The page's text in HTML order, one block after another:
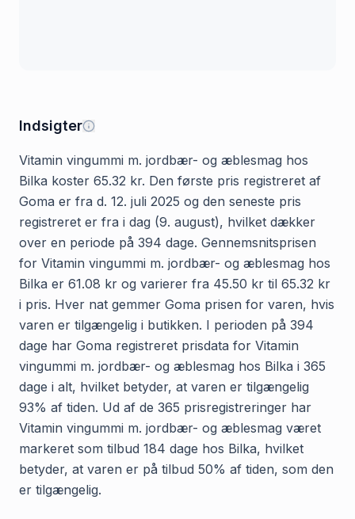
Indsigter
Vitamin vingummi m. jordbær- og æblesmag hos
Bilka koster 65.32 kr. Den første pris registreret af
Goma er fra d. 12. juli 2025 og den seneste pris
registreret er fra i dag (9. august), hvilket dækker
over en periode på 394 dage. Gennemsnitsprisen
for Vitamin vingummi m. jordbær- og æblesmag hos
Bilka er 61.08 kr og varierer fra 45.50 kr til 65.32 kr
i pris. Hver nat gemmer Goma prisen for varen, hvis
varen er tilgængelig i butikken. I perioden på 394
dage har Goma registreret prisdata for Vitamin
vingummi m. jordbær- og æblesmag hos Bilka i 365
dage i alt, hvilket betyder, at varen er tilgængelig
93% af tiden. Ud af de 365 prisregistreringer har
Vitamin vingummi m. jordbær- og æblesmag været
markeret som tilbud 184 dage hos Bilka, hvilket
betyder, at varen er på tilbud 50% af tiden, som den
er tilgængelig.